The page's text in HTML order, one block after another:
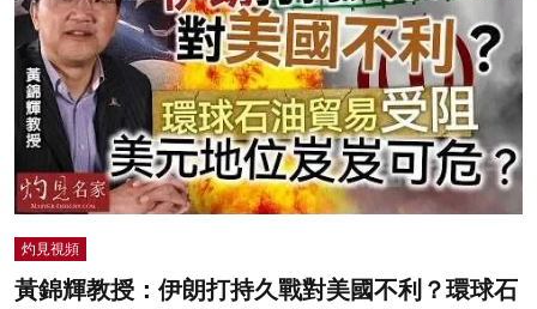
灼見視頻
黃錦輝教授：伊朗打持久戰對美國不利？環球石